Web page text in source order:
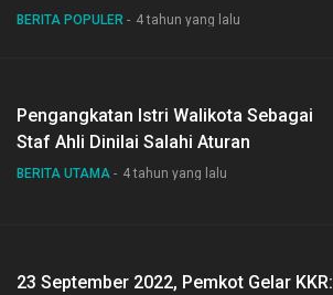
BERITA POPULER 4 tahun yang lalu
Pengangkatan Istri Walikota Sebagai
Staf Ahli Dinilai Salahi Aturan
BERITA UTAMA 4 tahun yang lalu
23 September 2022, Pemkot Gelar KKR: